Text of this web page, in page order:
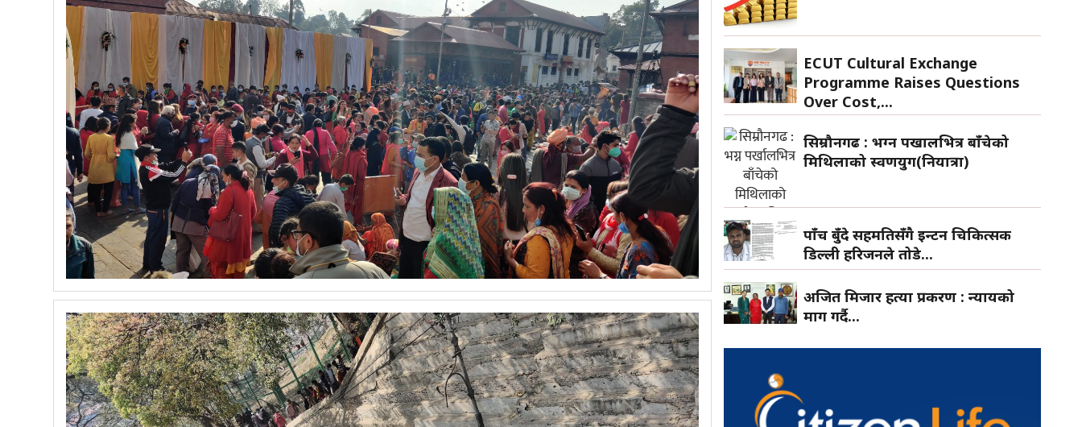
ECUT Cultural Exchange
Programme Raises Questions
Over Cost,...
सिम्रौनगढ : भग्न पर्खालभित्र बाँचेको
मिथिलाको स्वर्णयुग(नियात्रा)
पाँच बुँदे सहमतिसँगै इन्टर्न चिकित्सक
डिल्ली हरिजनले तोडे...
अजित मिजार हत्या प्रकरण : न्यायको
माग गर्दै...